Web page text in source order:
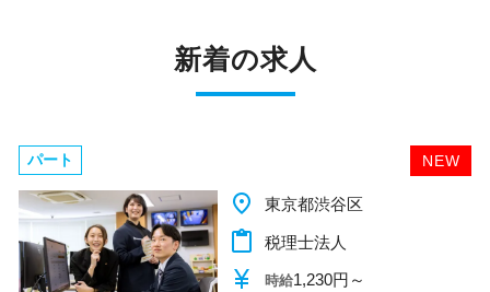
新着の求人
NEW
パート
place 千葉県柏市
content_paste 税理士法人
currency_yen 時給1,140円～